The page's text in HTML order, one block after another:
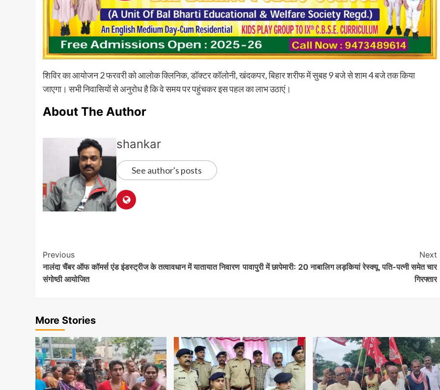
शिविर का आयोजन 2 फरवरी को आलोक क्लिनिक, डॉक्टर कॉलोनी, खंदकपर, बिहार शरीफ में सुबह 9 बजे से शाम 4 बजे तक किया
जाएगा। सभी निवासियों से अनुरोध है कि वे समय पर पहुंचकर इस पहल का लाभ उठाएं।
About The Author
shankar
See author's posts
Post
Navigation
Previous
नालंदा चैंबर ऑफ कॉमर्स एंड इंडस्ट्रीज के तत्वावधान में यातायात निवारण
संगोष्ठी आयोजित
Next
पावापुरी में छापेमारी: 20 नाबालिग लड़कियां रेस्क्यू, पति-पत्नी समेत चार
गिरफ्तार
More Stories